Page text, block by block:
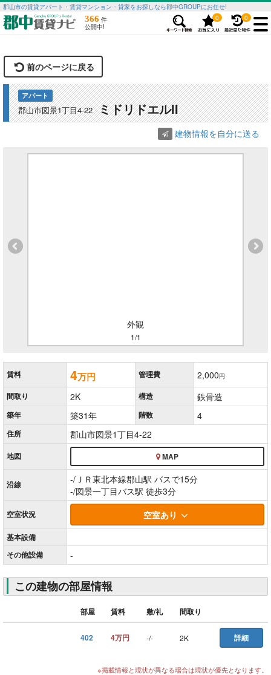
前のページに戻る
アパート
郡山市図景1丁目4-22 ミドリドエルII
建物情報を自分に送る
1/1
外観
賃料 4万円 管理費 2,000円
間取り 2K 構造 鉄骨造
築年 築31年 階数 4
住所 郡山市図景1丁目4-22
地図 MAP
沿線
-/ＪＲ東北本線郡山駅 バスで15分
-/図景一丁目バス駅 徒歩3分
空室状況 空室あり
基本設備
その他設備 -
この建物の部屋情報
部屋 賃料 敷/礼 間取り
402 4万円 -/- 2K 詳細
※掲載情報と現状が異なる場合は現状が優先となります。
郡山市の賃貸アパート・賃貸マンション・貸家をお探しなら郡中GROUPにお任せ!
366 件
公開中!
0 0